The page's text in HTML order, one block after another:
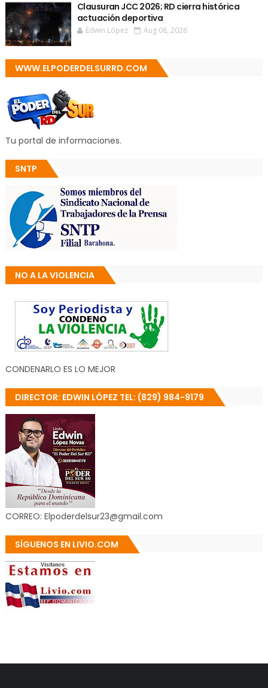
Clausuran JCC 2026; RD cierra histórica
actuación deportiva
Edwin López Aug 08, 2026
WWW.ELPODERDELSURRD.COM
Tu portal de informaciones.
SNTP
NO A LA VIOLENCIA
CONDENARLO ES LO MEJOR
DIRECTOR: EDWIN LÓPEZ TEL: (829) 984-9179
CORREO: Elpoderdelsur23@gmail.com
SÍGUENOS EN LIVIO.COM